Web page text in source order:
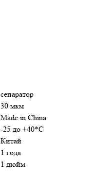
сепаратор
30 мкм
Made in China
-25 до +40*С
Китай
1 года
1 дюйм